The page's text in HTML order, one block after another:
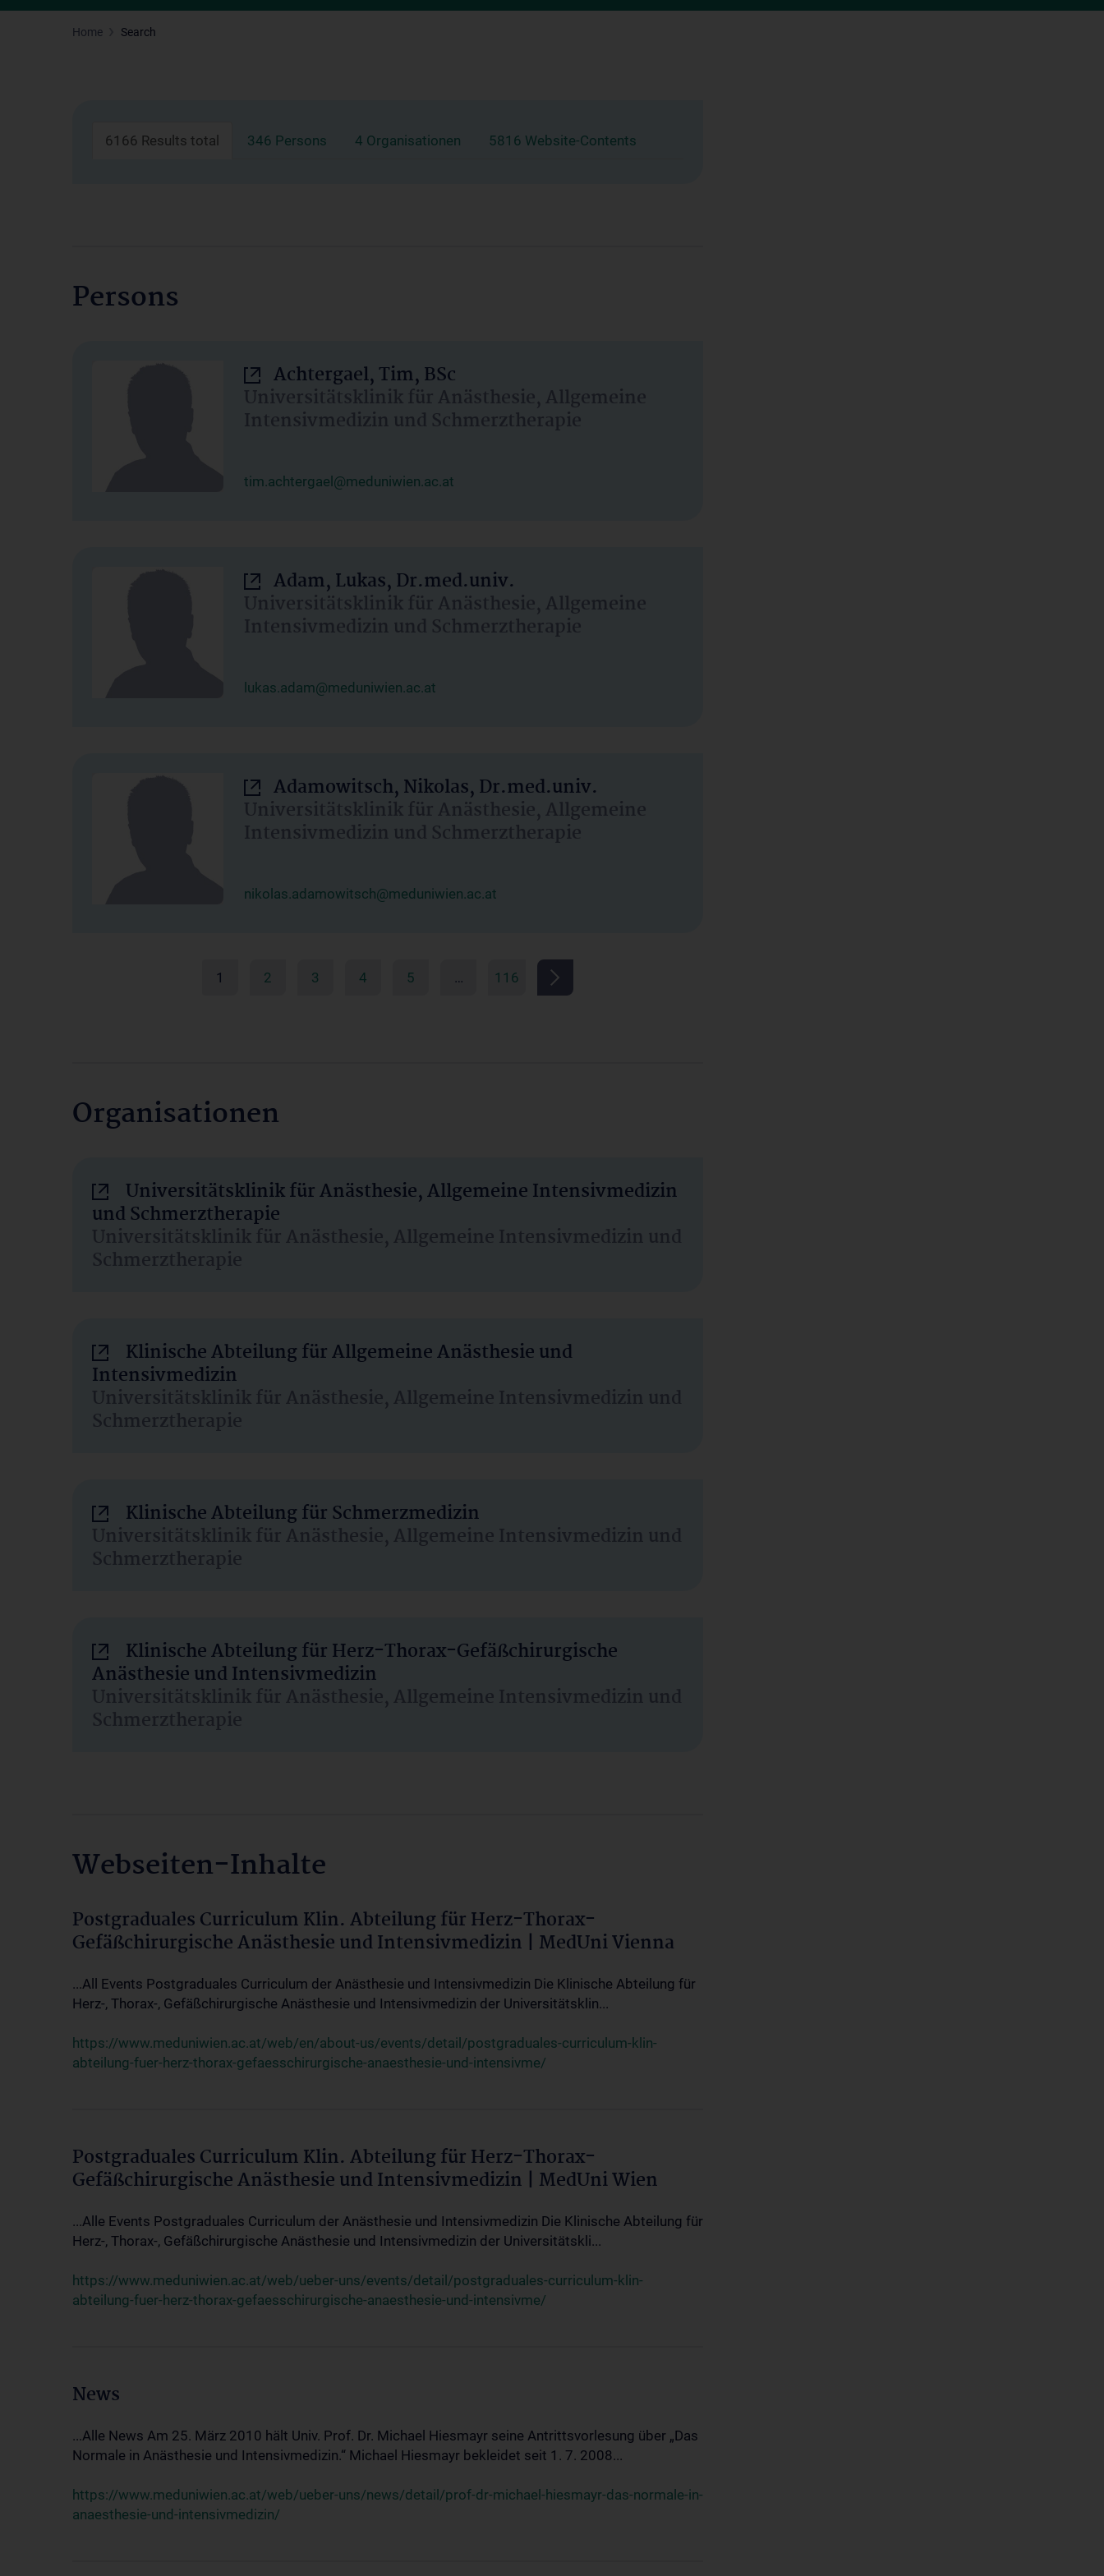
Home Search
6166 Results total 346 Persons 4 Organisationen 5816 Website-Contents
Persons
Achtergael, Tim, BSc
Universitätsklinik für Anästhesie, Allgemeine
Intensivmedizin und Schmerztherapie
tim.achtergael@meduniwien.ac.at
Adam, Lukas, Dr.med.univ.
Universitätsklinik für Anästhesie, Allgemeine
Intensivmedizin und Schmerztherapie
lukas.adam@meduniwien.ac.at
Adamowitsch, Nikolas, Dr.med.univ.
Universitätsklinik für Anästhesie, Allgemeine
Intensivmedizin und Schmerztherapie
nikolas.adamowitsch@meduniwien.ac.at
1 2 3 4 5 … 116
Organisationen
Universitätsklinik für Anästhesie, Allgemeine Intensivmedizin
und Schmerztherapie
Universitätsklinik für Anästhesie, Allgemeine Intensivmedizin und
Schmerztherapie
Klinische Abteilung für Allgemeine Anästhesie und
Intensivmedizin
Universitätsklinik für Anästhesie, Allgemeine Intensivmedizin und
Schmerztherapie
Klinische Abteilung für Schmerzmedizin
Universitätsklinik für Anästhesie, Allgemeine Intensivmedizin und
Schmerztherapie
Klinische Abteilung für Herz-Thorax-Gefäßchirurgische
Anästhesie und Intensivmedizin
Universitätsklinik für Anästhesie, Allgemeine Intensivmedizin und
Schmerztherapie
Webseiten-Inhalte
Postgraduales Curriculum Klin. Abteilung für Herz-Thorax-
Gefäßchirurgische Anästhesie und Intensivmedizin | MedUni Vienna
...All Events Postgraduales Curriculum der Anästhesie und Intensivmedizin Die Klinische Abteilung für
Herz-, Thorax-, Gefäßchirurgische Anästhesie und Intensivmedizin der Universitätsklin...
https://www.meduniwien.ac.at/web/en/about-us/events/detail/postgraduales-curriculum-klin-
abteilung-fuer-herz-thorax-gefaesschirurgische-anaesthesie-und-intensivme/
Postgraduales Curriculum Klin. Abteilung für Herz-Thorax-
Gefäßchirurgische Anästhesie und Intensivmedizin | MedUni Wien
...Alle Events Postgraduales Curriculum der Anästhesie und Intensivmedizin Die Klinische Abteilung für
Herz-, Thorax-, Gefäßchirurgische Anästhesie und Intensivmedizin der Universitätskli...
https://www.meduniwien.ac.at/web/ueber-uns/events/detail/postgraduales-curriculum-klin-
abteilung-fuer-herz-thorax-gefaesschirurgische-anaesthesie-und-intensivme/
News
...Alle News Am 25. März 2010 hält Univ. Prof. Dr. Michael Hiesmayr seine Antrittsvorlesung über „Das
Normale in Anästhesie und Intensivmedizin.“ Michael Hiesmayr bekleidet seit 1. 7. 2008...
https://www.meduniwien.ac.at/web/ueber-uns/news/detail/prof-dr-michael-hiesmayr-das-normale-in-
anaesthesie-und-intensivmedizin/